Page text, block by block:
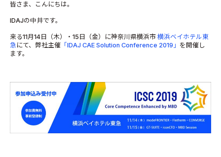
皆さま、こんにちは。
IDAJの中井です。
来る11月14日（木）・15日（金）に神奈川県横浜市 横浜ベイホテル東
急 にて、弊社主催 「IDAJ CAE Solution Conference 2019」 を開催し
ます。